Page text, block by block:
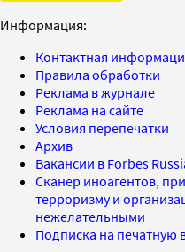
Информация:
Контактная
Правила обработки
Реклама в журнале
Реклама на сайте
Условия перепечатки
Архив
Вакансии в Forbes
Сканер иноагентов,
терроризму и
нежелательными
Подписка на печатную